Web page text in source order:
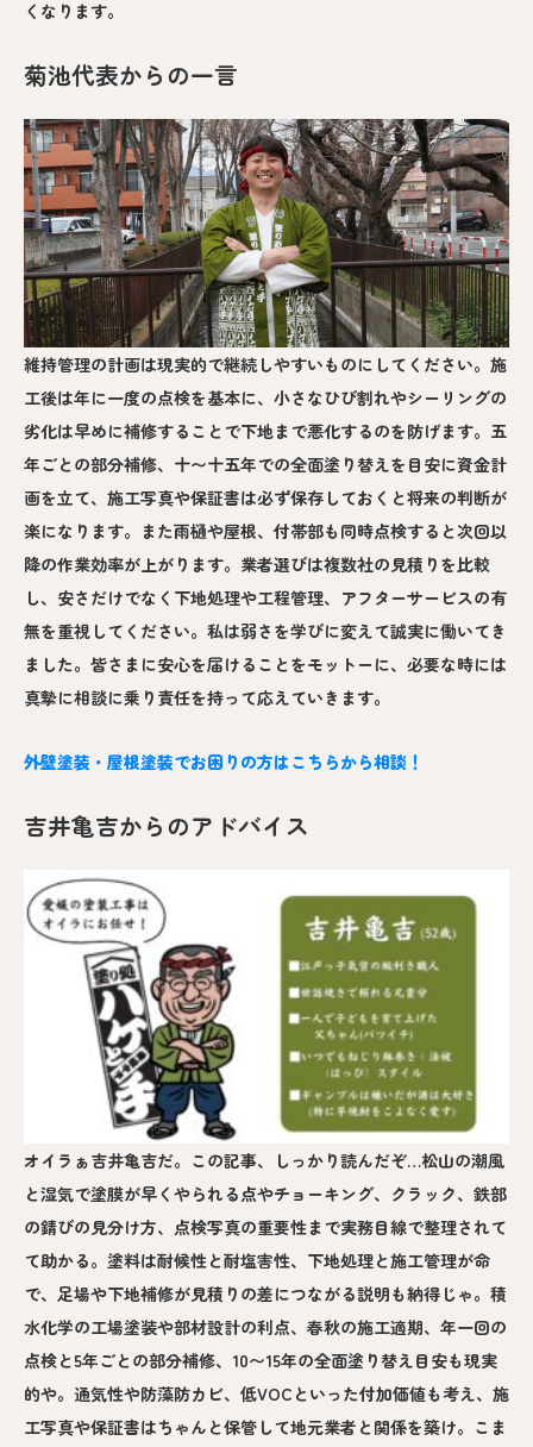
くなります。
菊池代表からの一言
維持管理の計画は現実的で継続しやすいものにしてください。施
工後は年に一度の点検を基本に、小さなひび割れやシーリングの
劣化は早めに補修することで下地まで悪化するのを防げます。五
年ごとの部分補修、十〜十五年での全面塗り替えを目安に資金計
画を立て、施工写真や保証書は必ず保存しておくと将来の判断が
楽になります。また雨樋や屋根、付帯部も同時点検すると次回以
降の作業効率が上がります。業者選びは複数社の見積りを比較
し、安さだけでなく下地処理や工程管理、アフターサービスの有
無を重視してください。私は弱さを学びに変えて誠実に働いてき
ました。皆さまに安心を届けることをモットーに、必要な時には
真摯に相談に乗り責任を持って応えていきます。
外壁塗装・屋根塗装でお困りの方はこちらから相談！
吉井亀吉からのアドバイス
オイラぁ吉井亀吉だ。この記事、しっかり読んだぞ…松山の潮風
と湿気で塗膜が早くやられる点やチョーキング、クラック、鉄部
の錆びの見分け方、点検写真の重要性まで実務目線で整理されて
て助かる。塗料は耐候性と耐塩害性、下地処理と施工管理が命
で、足場や下地補修が見積りの差につながる説明も納得じゃ。積
水化学の工場塗装や部材設計の利点、春秋の施工適期、年一回の
点検と5年ごとの部分補修、10〜15年の全面塗り替え目安も現実
的や。通気性や防藻防カビ、低VOCといった付加価値も考え、施
工写真や保証書はちゃんと保管して地元業者と関係を築け。こま